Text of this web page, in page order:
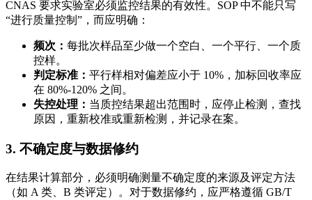
CNAS 要求实验室必须监控结果的有效性。SOP 中不能只写
“进行质量控制”，而应明确：
频次： 每批次样品至少做一个空白、一个平行、一个质
控样。
判定标准： 平行样相对偏差应小于 10%，加标回收率应
在 80%-120% 之间。
失控处理： 当质控结果超出范围时，应停止检测，查找
原因，重新校准或重新检测，并记录在案。
3. 不确定度与数据修约
在结果计算部分，必须明确测量不确定度的来源及评定方法
（如 A 类、B 类评定）。对于数据修约，应严格遵循 GB/T